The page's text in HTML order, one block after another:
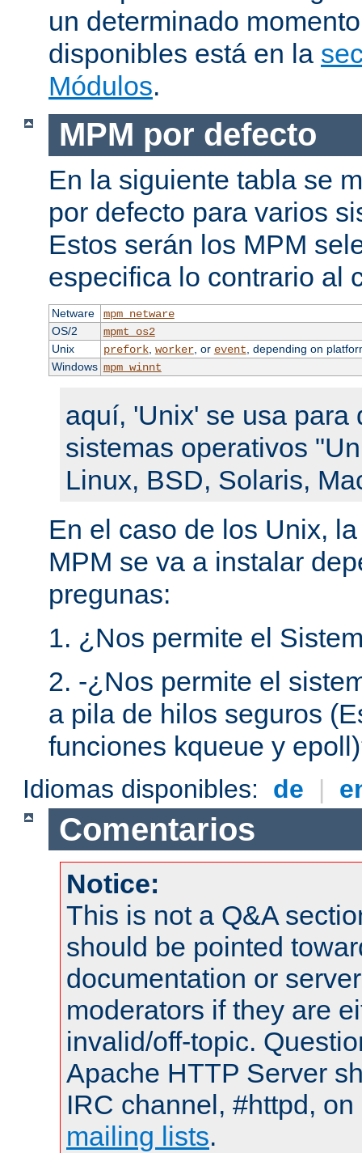
un determinado
disponibles está en la
Módulos.
MPM por defecto
En la siguiente tabla se
por defecto para varios
Estos serán los MPM
especifica lo contrario al
Netware
mpm_netware
OS/2
mpmt_os2
Unix
prefork, worker, or event , depending on
Windows mpm_winnt
aquí, 'Unix' se usa para
sistemas operativos
Linux, BSD, Solaris,
En el caso de los Unix,
MPM se va a instalar
pregunas:
1. ¿Nos permite el
2. -¿Nos permite el
a pila de hilos seguros
funciones kqueue y
Idiomas disponibles: de |
Comentarios
Notice:
This is not a Q&A
should be pointed
documentation or
moderators if they are
invalid/off-topic.
Apache HTTP Server
IRC channel, #httpd,
mailing lists.